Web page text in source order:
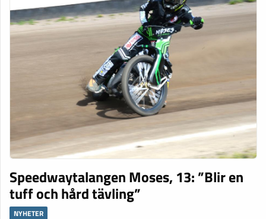
Speedwaytalangen Moses, 13: ”Blir en
tuff och hård tävling”
NYHETER